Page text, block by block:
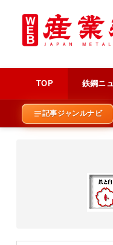
TOP 鉄鋼ニ
記事ジャンルナビ